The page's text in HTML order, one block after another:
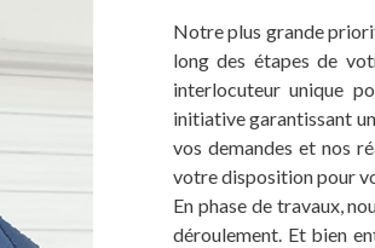
Notre plus grande
long des étapes de
interlocuteur unique
initiative garantissant
vos demandes et nos
votre disposition pour
En phase de travaux,
déroulement. Et bien